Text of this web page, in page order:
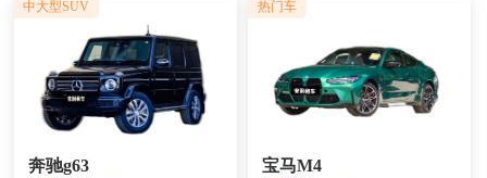
奔驰g63
中大型SUV
宝马M4
热门车